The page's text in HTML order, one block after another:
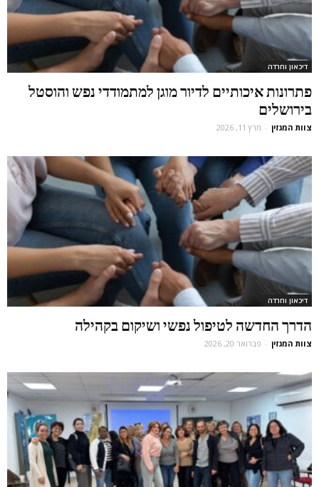
דיכאון וחרדה
פתרונות איכותיים לדיור מוגן למתמודדי נפש והוסטל
בירושלים
צוות המגזין - מרץ 11, 2026
דיכאון וחרדה
הדרך החדשה לטיפול נפשי ושיקום בקהילה
צוות המגזין - פברואר 20, 2026